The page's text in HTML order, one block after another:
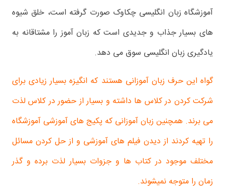
آموزشگاه زبان انگلیسی چکاوک صورت گرفته است، خلق شیوه
های بسیار جذاب و جدیدی است که زبان آموز را مشتاقانه به
یادگیری زبان انگلیسی سوق می دهد.
گواه این حرف زبان آموزانی هستند که انگیزه بسیار زیادی برای
شرکت کردن در کلاس ها داشته و بسیار از حضور در کلاس لذت
می برند. همچنین زبان آموزانی که پکیج های آموزشی آموزشگاه
را تهیه کردند از دیدن فیلم های آموزشی و از حل کردن مسائل
مختلف موجود در کتاب ها و جزوات بسیار لذت برده و گذر
زمان را متوجه نمیشوند.